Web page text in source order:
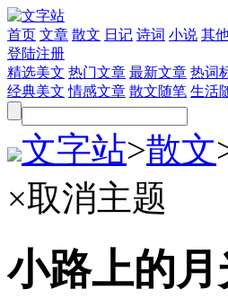
首页 文章 散文 日记 诗词 小说 其
登陆注册
精选美文 热门文章 最新文章 热词
经典美文 情感文章 散文随笔 生活
文字站>散文
×取消主题
小路上的月